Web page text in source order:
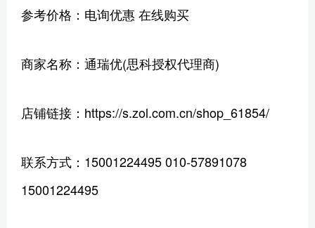
参考价格：电询优惠 在线购买
商家名称：通瑞优(思科授权代理商)
店铺链接：https://s.zol.com.cn/shop_61854/
联系方式：15001224495 010-57891078
15001224495